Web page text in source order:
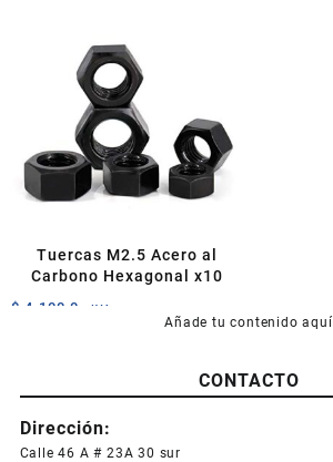
pueden
elegir
Tuercas M2.5 Acero al
Carbono Hexagonal x10
$ 4.100,0 +IVA
Añade tu contenido aquí
CONTACTO
Dirección:
Calle 46 A # 23A 30 sur